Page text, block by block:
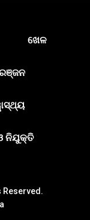
ଖେଳ
ନିଯୁକ୍ତି
Reserved.